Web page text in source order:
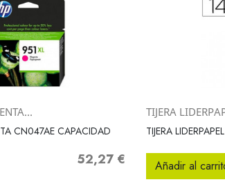
rápida
CN047AE CAPACIDAD
Precio
52,27 €
TIJERA
TIJERA
Añadir al